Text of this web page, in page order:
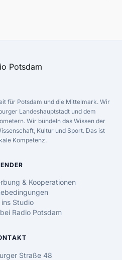
für Potsdam und die Mittelmark. Wir
Landeshauptstadt und dem
Wir bündeln das Wissen der
Kultur und Sport. Das ist
Kompetenz.
& Kooperationen
ins Studio
Radio Potsdam
Straße 48